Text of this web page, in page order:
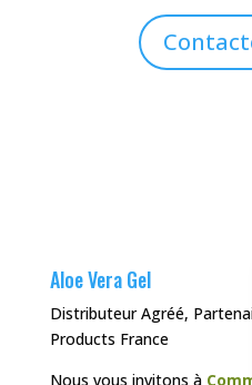
Aloe Vera Gel
Distributeur Agréé,
Products France
Nous vous invitons à